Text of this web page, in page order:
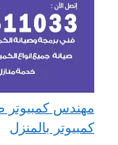
كمبيوتر بالمنزل